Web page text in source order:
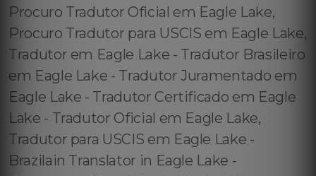
Procuro Tradutor Oficial em Eagle Lake,
Procuro Tradutor para USCIS em Eagle Lake,
Tradutor em Eagle Lake - Tradutor Brasileiro
em Eagle Lake - Tradutor Juramentado em
Eagle Lake - Tradutor Certificado em Eagle
Lake - Tradutor Oficial em Eagle Lake,
Tradutor para USCIS em Eagle Lake -
Brazilain Translator in Eagle Lake -